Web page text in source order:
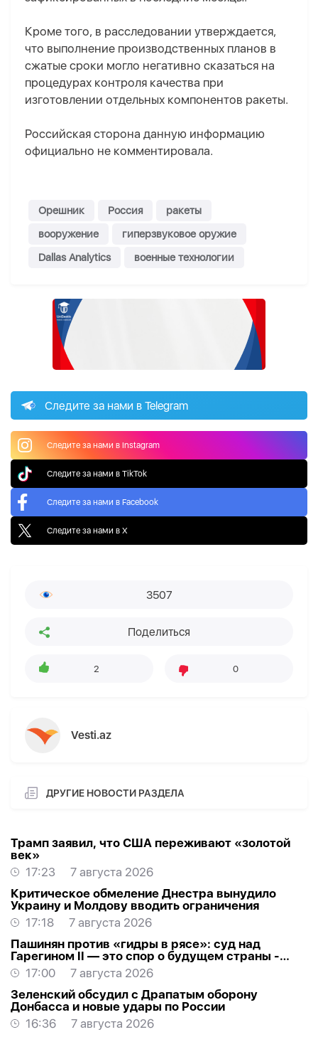
Кроме того, в расследовании утверждается,
что выполнение производственных планов в
сжатые сроки могло негативно сказаться на
процедурах контроля качества при
изготовлении отдельных компонентов ракеты.
Российская сторона данную информацию
официально не комментировала.
Орешник Россия
ракеты
вооружение
гиперзвуковое оружие
Dallas Analytics
военные технологии
Следите за нами в Telegram
Следите за нами в Instagram
Следите за нами в TikTok
Следите за нами в Facebook
Следите за нами в X
3507
Поделиться
2 0
Vesti.az
ДРУГИЕ НОВОСТИ РАЗДЕЛА
Трамп заявил, что США переживают «золотой
век»
17:23
7 августа 2026
Критическое обмеление Днестра вынудило
Украину и Молдову вводить ограничения
17:18
7 августа 2026
Пашинян против «гидры в рясе»: суд над
Гарегином II — это спор о будущем страны -
МНЕНИЕ
17:00
7 августа 2026
Зеленский обсудил с Драпатым оборону
Донбасса и новые удары по России
16:36
7 августа 2026